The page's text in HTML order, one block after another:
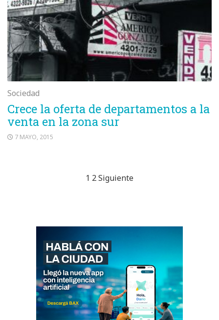
Sociedad
Crece la oferta de departamentos a la
venta en la zona sur
7 MAYO, 2015
1 2Siguiente